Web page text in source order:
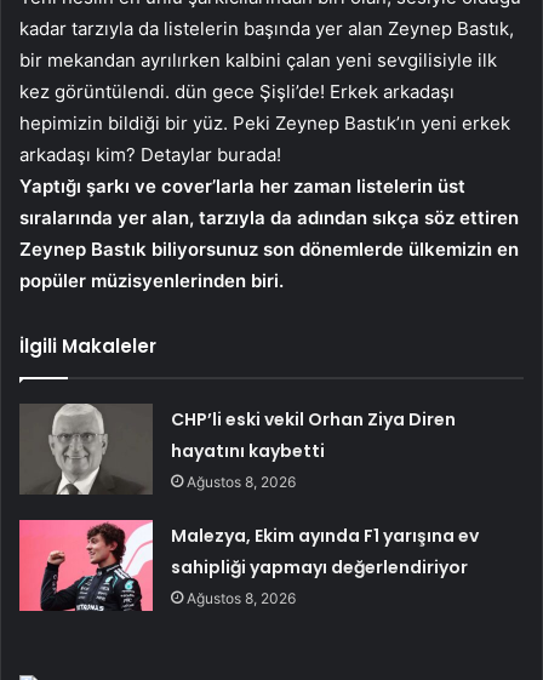
kadar tarzıyla da listelerin başında yer alan Zeynep Bastık,
bir mekandan ayrılırken kalbini çalan yeni sevgilisiyle ilk
kez görüntülendi. dün gece Şişli’de! Erkek arkadaşı
hepimizin bildiği bir yüz. Peki Zeynep Bastık’ın yeni erkek
arkadaşı kim? Detaylar burada!
Yaptığı şarkı ve cover’larla her zaman listelerin üst
sıralarında yer alan, tarzıyla da adından sıkça söz ettiren
Zeynep Bastık biliyorsunuz son dönemlerde ülkemizin en
popüler müzisyenlerinden biri.
İlgili Makaleler
CHP’li eski vekil Orhan Ziya Diren
hayatını kaybetti
Ağustos 8, 2026
Malezya, Ekim ayında F1 yarışına ev
sahipliği yapmayı değerlendiriyor
Ağustos 8, 2026